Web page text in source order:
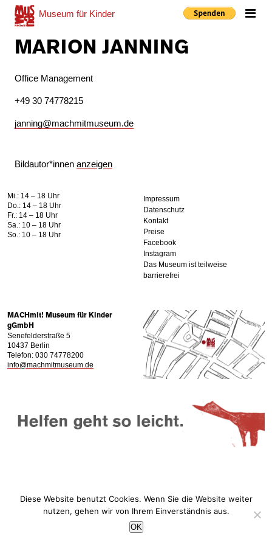
Museum für Kinder
MARION JANNING
Office Management
+49 30 74778215
janning@machmitmuseum.de
Bildautor*innen anzeigen
Mi.: 14 – 18 Uhr
Do.: 14 – 18 Uhr
Fr.: 14 – 18 Uhr
Sa.: 10 – 18 Uhr
So.: 10 – 18 Uhr
Impressum
Datenschutz
Kontakt
Preise
Facebook
Instagram
Das Museum ist teilweise
barrierefrei
MACHmit! Museum für Kinder
gGmbH
Senefelderstraße 5
10437 Berlin
Telefon: 030 74778200
info@machmitmuseum.de
Diese Website benutzt Cookies. Wenn Sie die Website weiter
nutzen, gehen wir von Ihrem Einverständnis aus.
OK